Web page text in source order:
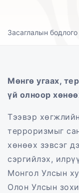
Засаглалын бодлого
Мөнгө угаах,
үй олноор
Тээвэр
терроризмыг
хөнөөх зэвсэг
сэргийлэх,
Монгол Улсын
Олон Улсын